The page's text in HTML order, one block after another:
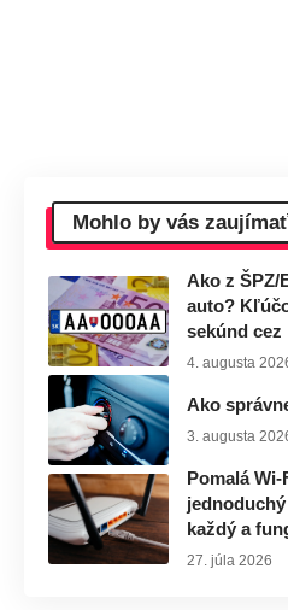
Mohlo by vás zaujímať
Ako z ŠPZ/
auto?
sekúnd cez
4. augusta
Ako
3. augusta
Pomalá
každý a
27. júla 2026